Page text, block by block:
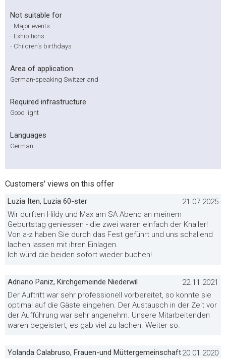
Not suitable for
- Major events
- Exhibitions
- Children's birthdays
Area of application
German-speaking Switzerland
Required infrastructure
Good light
Languages
German
Customers' views on this offer
Luzia Iten, Luzia 60-ster
21.07.2025
Wir durften Hildy und Max am SA Abend an meinem
Geburtstag geniessen - die zwei waren einfach der Knaller!
Von a-z haben Sie durch das Fest geführt und uns schallend
lachen lassen mit ihren Einlagen.
Ich würd die beiden sofort wieder buchen!
Adriano Paniz, Kirchgemeinde Niederwil
22.11.2021
Der Auftritt war sehr professionell vorbereitet, so konnte sie
optimal auf die Gäste eingehen. Der Austausch in der Zeit vor
der Aufführung war sehr angenehm. Unsere Mitarbeitenden
waren begeistert, es gab viel zu lachen. Weiter so.
Yolanda Calabruso, Frauen-und Müttergemeinschaft20.01.2020